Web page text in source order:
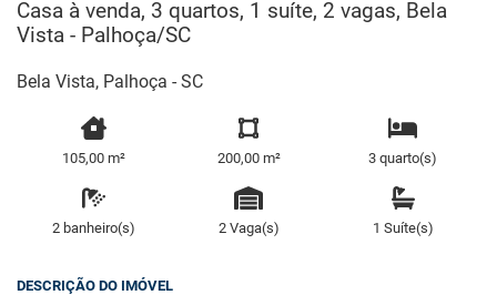
Casa à venda, 3 quartos, 1 suíte, 2 vagas, Bela
Vista - Palhoça/SC
Bela Vista, Palhoça - SC
105,00 m² 200,00 m² 3 quarto(s)
2 banheiro(s) 2 Vaga(s) 1 Suíte(s)
DESCRIÇÃO DO IMÓVEL